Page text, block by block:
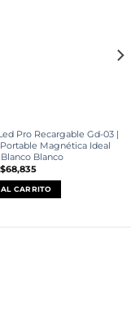
Pro Recargable Gd-03 |
Magnética Ideal
Blanco
El
precio
original
era:
$105,900.
$68,835El
actual
es:
$68,835.
CARRITO